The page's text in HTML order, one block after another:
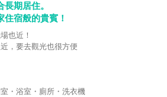
期居住。
宿般的貴賓！
也近！
，要去觀光也很方便
・浴室・廁所・洗衣機